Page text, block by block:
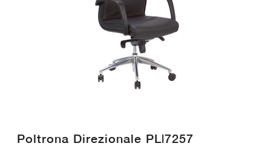
Poltrona Direzionale PL|7257